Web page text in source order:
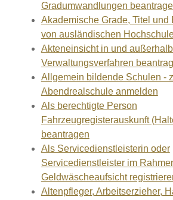
Gradumwandlungen
Akademische Grade, Titel und
von ausländischen
Akteneinsicht in und
Verwaltungsverfahren
Allgemein bildende Schulen -
Abendrealschule anmelden
Als berechtigte Person
Fahrzeugregisterauskunft
beantragen
Als Servicedienstleisterin oder
Servicedienstleister im
Geldwäscheaufsicht
Altenpfleger, Arbeitserzieher,